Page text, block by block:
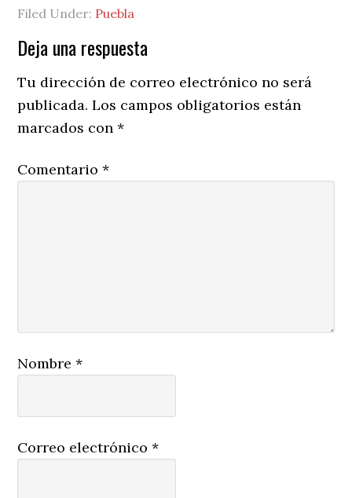
Filed Under: Puebla
Reader
Interactions
Deja una respuesta
Tu dirección de correo electrónico no será
publicada. Los campos obligatorios están
marcados con*
Comentario*
Nombre*
Correo electrónico*